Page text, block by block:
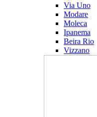
Via Uno
Modare
Moleca
Ipanema
Beira Rio
Vizzano